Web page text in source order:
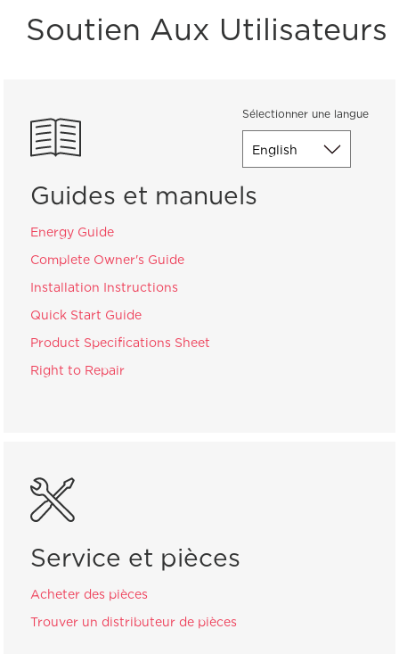
Soutien Aux Utilisateurs
Sélectionner une langue
Guides et manuels
Energy Guide
Complete Owner's Guide
Installation Instructions
Quick Start Guide
Product Specifications Sheet
Right to Repair
Service et pièces
Acheter des pièces
Trouver un distributeur de pièces